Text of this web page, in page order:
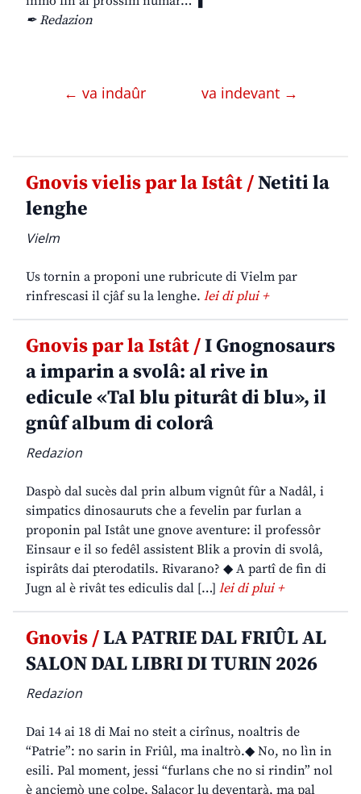
✒ Redazion
← va indaûr va indevant →
Gnovis vielis par la Istât /Netiti la
lenghe
Vielm
Us tornin a proponi une rubricute di Vielm par
rinfrescasi il cjâf su la lenghe. lei di plui +
Gnovis par la Istât /I Gnognosaurs
a imparin a svolâ: al rive in
edicule «Tal blu piturât di blu», il
gnûf album di colorâ
Redazion
Daspò dal sucès dal prin album vignût fûr a Nadâl, i
simpatics dinosauruts che a fevelin par furlan a
proponin pal Istât une gnove aventure: il professôr
Einsaur e il so fedêl assistent Blik a provin di svolâ,
ispirâts dai pterodatils. Rivarano? ◆ A partî de fin di
Jugn al è rivât tes ediculis dal […] lei di plui +
Gnovis /LA PATRIE DAL FRIÛL AL
SALON DAL LIBRI DI TURIN 2026
Redazion
Dai 14 ai 18 di Mai no steit a cirînus, noaltris de
“Patrie”: no sarin in Friûl, ma inaltrò.◆ No, no lìn in
esili. Pal moment, jessi “furlans che no si rindin” nol
è ancjemò une colpe. Salacor lu deventarà, ma pal